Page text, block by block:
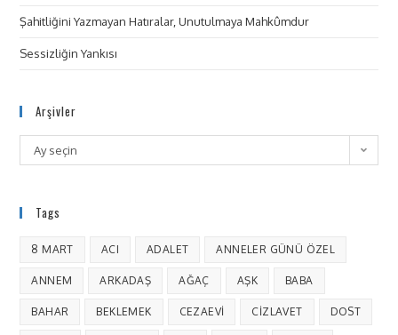
Şahitliğini Yazmayan Hatıralar, Unutulmaya Mahkûmdur
Sessizliğin Yankısı
Arşivler
Ay seçin
Tags
8 MART ACI ADALET ANNELER GÜNÜ ÖZEL
ANNEM ARKADAŞ AĞAÇ AŞK BABA
BAHAR BEKLEMEK CEZAEVI CIZLAVET DOST